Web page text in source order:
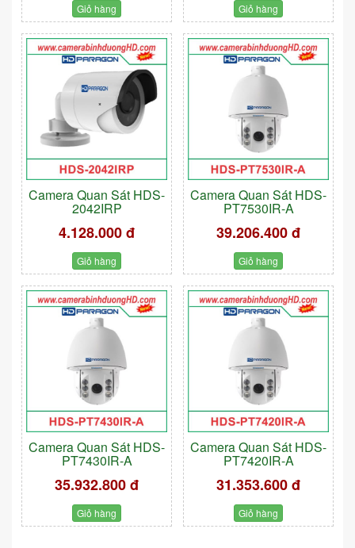
Giỏ hàng Giỏ hàng
Camera Quan Sát HDS-
2042IRP
4.128.000 đ
Giỏ hàng
Camera Quan Sát HDS-
PT7530IR-A
39.206.400 đ
Giỏ hàng
Camera Quan Sát HDS-
PT7430IR-A
35.932.800 đ
Giỏ hàng
Camera Quan Sát HDS-
PT7420IR-A
31.353.600 đ
Giỏ hàng